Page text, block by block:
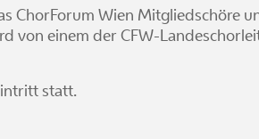
ChorForum Wien Mitgliedschöre
von einem der CFW-
statt.